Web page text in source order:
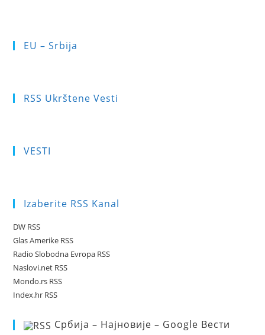
EU – Srbija
RSS Ukrštene Vesti
VESTI
Izaberite RSS Kanal
DW RSS
Glas Amerike RSS
Radio Slobodna Evropa RSS
Naslovi.net RSS
Mondo.rs RSS
Index.hr RSS
Србија – Најновије – Google Вести